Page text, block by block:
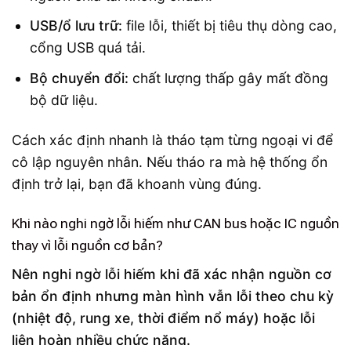
USB/ổ lưu trữ: file lỗi, thiết bị tiêu thụ dòng cao,
cổng USB quá tải.
Bộ chuyển đổi: chất lượng thấp gây mất đồng
bộ dữ liệu.
Cách xác định nhanh là tháo tạm từng ngoại vi để
cô lập nguyên nhân. Nếu tháo ra mà hệ thống ổn
định trở lại, bạn đã khoanh vùng đúng.
Khi nào nghi ngờ lỗi hiếm như CAN bus hoặc IC nguồn
thay vì lỗi nguồn cơ bản?
Nên nghi ngờ lỗi hiếm khi đã xác nhận nguồn cơ
bản ổn định nhưng màn hình vẫn lỗi theo chu kỳ
(nhiệt độ, rung xe, thời điểm nổ máy) hoặc lỗi
liên hoàn nhiều chức năng.